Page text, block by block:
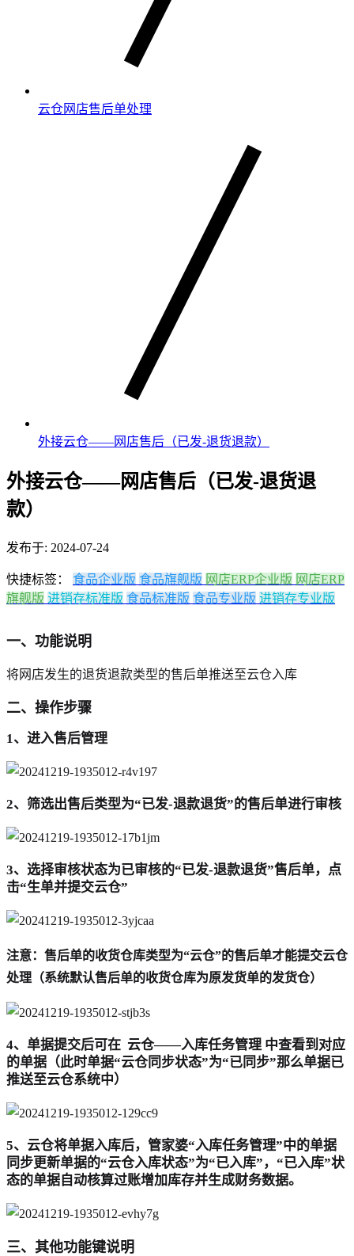
云仓网店售后单处理
外接云仓——网店售后（已发-退货退款）
外接云仓——网店售后（已发-退货退
款）
发布于: 2024-07-24
快捷标签： 食品企业版 食品旗舰版 网店ERP企业版 网店ERP
旗舰版 进销存标准版 食品标准版 食品专业版 进销存专业版
一、功能说明
将网店发生的退货退款类型的售后单推送至云仓入库
二、操作步骤
1、进入售后管理
2、筛选出售后类型为“已发-退款退货”的售后单进行审核
3、选择审核状态为已审核的“已发-退款退货”售后单，点
击“生单并提交云仓”
注意：售后单的收货仓库类型为“云仓”的售后单才能提交云仓
处理（系统默认售后单的收货仓库为原发货单的发货仓）
4、单据提交后可在 云仓——入库任务管理 中查看到对应
的单据（此时单据“云仓同步状态”为“已同步”那么单据已
推送至云仓系统中）
5、云仓将单据入库后，管家婆“入库任务管理”中的单据
同步更新单据的“云仓入库状态”为“已入库”，“已入库”状
态的单据自动核算过账增加库存并生成财务数据。
三、其他功能键说明